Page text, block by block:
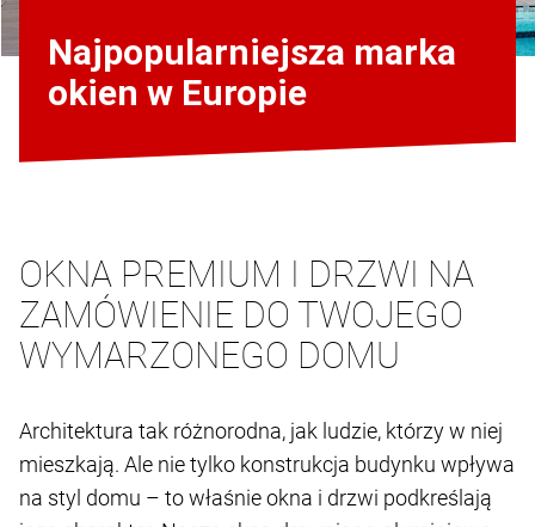
Najpopularniejsza marka
okien w Europie
OKNA PREMIUM I DRZWI NA
ZAMÓWIENIE DO TWOJEGO
WYMARZONEGO DOMU
Architektura tak różnorodna, jak ludzie, którzy w niej
mieszkają. Ale nie tylko konstrukcja budynku wpływa
na styl domu – to właśnie okna i drzwi podkreślają